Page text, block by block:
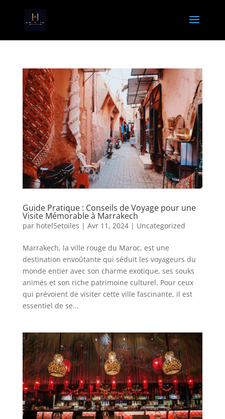
Guide Pratique : Conseils de Voyage pour une
Visite Mémorable à Marrakech
par hotel5etoiles | Avr 11, 2024| Uncategorized
Marrakech, la ville rouge du Maroc, est une
destination envoûtante qui séduit les voyageurs du
monde entier avec son charme exotique, ses souks
animés et son riche patrimoine culturel. Pour ceux
qui prévoient de visiter cette ville fascinante, il est
essentiel de se...